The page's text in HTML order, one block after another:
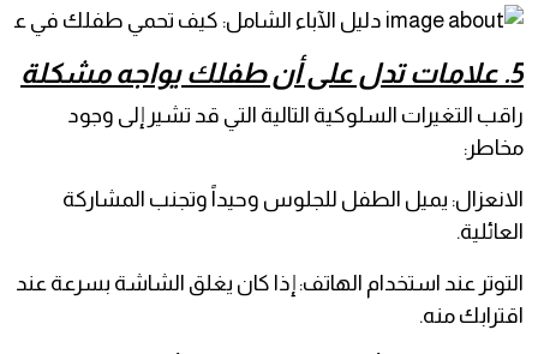
5. علامات تدل على أن طفلك يواجه مشكلة
راقب التغيرات السلوكية التالية التي قد تشير إلى وجود
مخاطر:
الانعزال: يميل الطفل للجلوس وحيداً وتجنب المشاركة
العائلية.
التوتر عند استخدام الهاتف: إذا كان يغلق الشاشة بسرعة عند
اقترابك منه.